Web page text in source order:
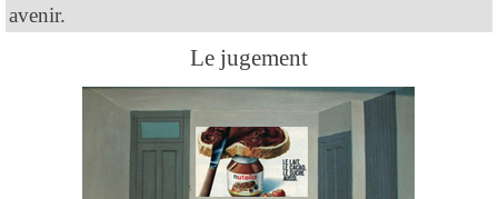
avenir.
Le jugement